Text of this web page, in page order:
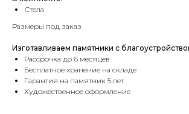
Стела
Размеры под заказ
Изготавливаем памятники с
Рассрочка до 6 месяцев
Бесплатное хранение на складе
Гарантия на памятник 5 лет
Художественное оформление